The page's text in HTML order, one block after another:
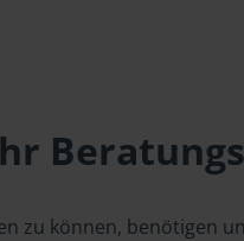
zu können, benötigen